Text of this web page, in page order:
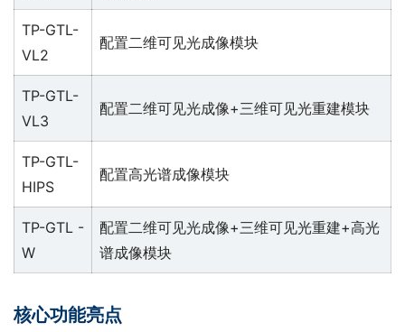
TP-GTL-
VL2
配置二维可见光成像模块
TP-GTL-
VL3
配置二维可见光成像+三维可见光重建模块
TP-GTL-
HIPS
配置高光谱成像模块
TP-GTL -
W
配置二维可见光成像+三维可见光重建+高光
谱成像模块
核心功能亮点